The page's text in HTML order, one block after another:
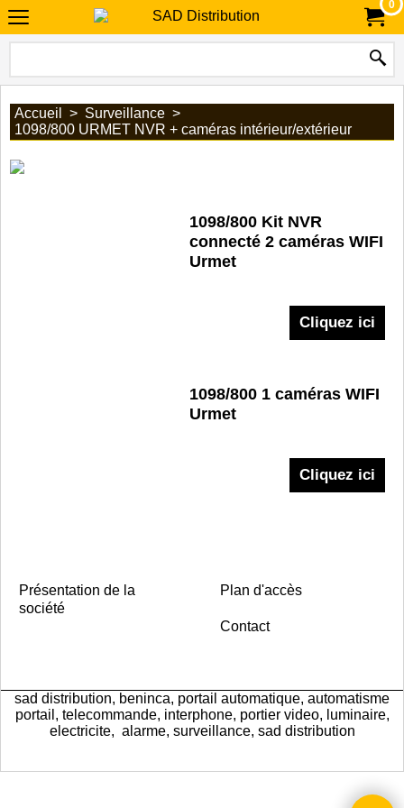
0
Accueil > Surveillance >
1098/800 URMET NVR + caméras intérieur/extérieur
1098/800 Kit NVR
connecté 2 caméras WIFI
Urmet
Cliquez ici
1098/800 1 caméras WIFI
Urmet
Cliquez ici
Présentation de la
société
Plan d'accès
Contact
sad distribution, beninca, portail automatique, automatisme
portail, telecommande, interphone, portier video, luminaire,
electricite, alarme, surveillance, sad distribution